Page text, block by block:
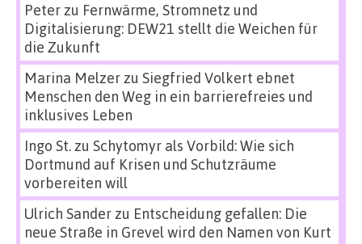
Peterzu Fernwärme, Stromnetz und
Digitalisierung: DEW21 stellt die Weichen für
die Zukunft
Marina Melzerzu Siegfried Volkert ebnet
Menschen den Weg in ein barrierefreies und
inklusives Leben
Ingo St.zu Schytomyr als Vorbild: Wie sich
Dortmund auf Krisen und Schutzräume
vorbereiten will
Ulrich Sanderzu Entscheidung gefallen: Die
neue Straße in Grevel wird den Namen von Kurt